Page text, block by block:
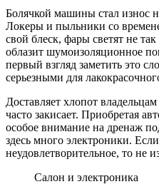
Болячкой машины стал износ
Локеры и пыльники со
свой блеск, фары светят не
облазит шумоизоляционное
первый взгляд заметить это
серьезными для
Доставляет хлопот
часто закисает. Приобретая
особое внимание на дренаж
здесь много электроники.
неудовлетворительное, то не
Салон и электроника